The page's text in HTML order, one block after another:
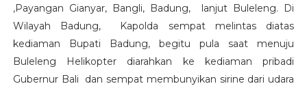
,Payangan Gianyar, Bangli, Badung, lanjut Buleleng. Di
Wilayah Badung, Kapolda sempat melintas diatas
kediaman Bupati Badung, begitu pula saat menuju
Buleleng Helikopter diarahkan ke kediaman pribadi
Gubernur Bali dan sempat membunyikan sirine dari udara